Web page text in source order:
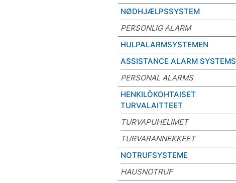
NØDHJÆLPSSYSTEM
PERSONLIG ALARM
HULPALARMSYSTEMEN
ASSISTANCE ALARM SYSTEMS
PERSONAL ALARMS
HENKILÖKOHTAISET
TURVALAITTEET
TURVAPUHELIMET
TURVARANNEKKEET
NOTRUFSYSTEME
HAUSNOTRUF